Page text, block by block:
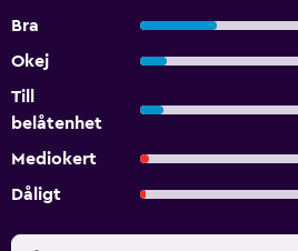
Bra
Okej
Till
belåtenhet
Mediokert
Dåligt